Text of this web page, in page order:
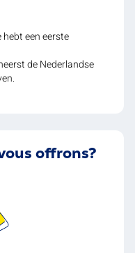
hebt een eerste
de Nederlandse
offrons?